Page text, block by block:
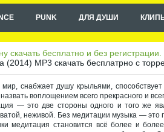
PUNK ДЛЯ ДУШИ
скачать бесплатно и без
(2014) МР3 скачать бесплатрно с
снабжает душу крыльями,
воплощением всего прекрасного и
— это две стороны одного и того же
неживой. Без медитации музыка —
медитация становится всё более и